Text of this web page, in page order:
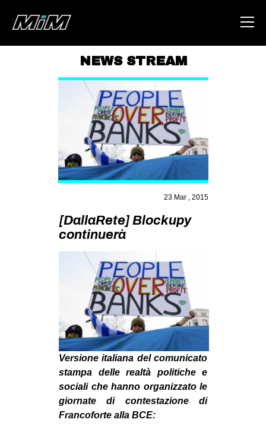
ABOUT
AREA
DEGENERAZIONE
GAZA FREESTYLE
STUDENTI TSUNAMI
MILANO
MOBILITAZIONI
SPAZI
SPORT POPOLARE
MOVIMENTI
AMBIENTE
ANTIFASCISMO
DIRITTO ALL’ABITARE
NEWS STREAM
23 Mar , 2015
[DallaRete] Blockupy
continuerà
Versione italiana del comunicato
stampa delle realtà politiche e
sociali che hanno organizzato le
giornate di contestazione di
Francoforte alla BCE: